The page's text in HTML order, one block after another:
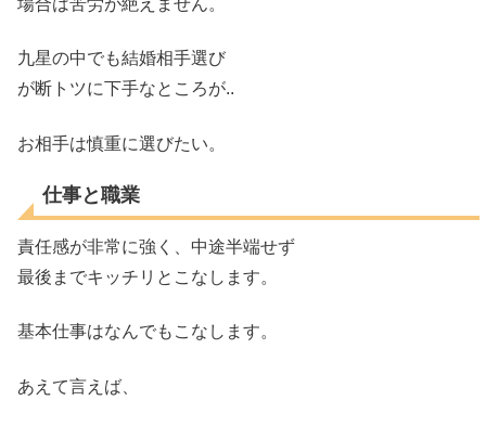
場合は苦労が絶えません。
九星の中でも結婚相手選び
が断トツに下手なところが..
お相手は慎重に選びたい。
仕事と職業
責任感が非常に強く、中途半端せず
最後までキッチリとこなします。
基本仕事はなんでもこなします。
あえて言えば、